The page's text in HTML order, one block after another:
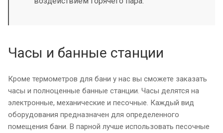
Часы и банные станции
Кроме термометров для бани у нас вы сможете заказать
часы и полноценные банные станции. Часы делятся на
электронные, механические и песочные. Каждый вид
оборудования предназначен для определенного
помещения бани. В парной лучше использовать песочные